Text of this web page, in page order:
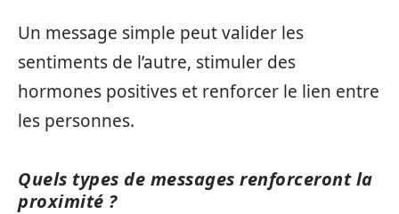
Un message simple peut valider les
sentiments de l’autre, stimuler des
hormones positives et renforcer le lien entre
les personnes.
Quels types de messages renforceront la
proximité ?